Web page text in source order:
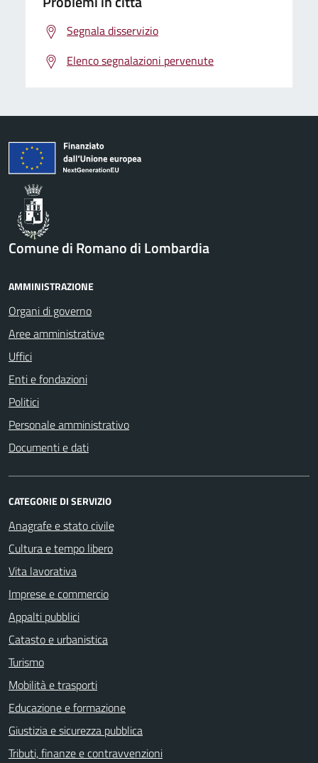
Segnala disservizio
Elenco segnalazioni pervenute
Comune di Romano di Lombardia
AMMINISTRAZIONE
Organi di governo
Aree amministrative
Uffici
Enti e fondazioni
Politici
Personale amministrativo
Documenti e dati
CATEGORIE DI SERVIZIO
Anagrafe e stato civile
Cultura e tempo libero
Vita lavorativa
Imprese e commercio
Appalti pubblici
Catasto e urbanistica
Turismo
Mobilità e trasporti
Educazione e formazione
Giustizia e sicurezza pubblica
Tributi, finanze e contravvenzioni